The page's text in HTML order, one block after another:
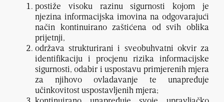
postiže visoku razinu sigurnosti kojom je
njezina informacijska imovina na odgovarajući
način kontinuirano zaštićena od svih oblika
prijetnji,
održava strukturirani i sveobuhvatni okvir za
identifikaciju i procjenu rizika informacijske
sigurnosti, odabir i uspostavu primjerenih mjera
za njihovo ovladavanje te unapređuje
učinkovitost uspostavljenih mjera;